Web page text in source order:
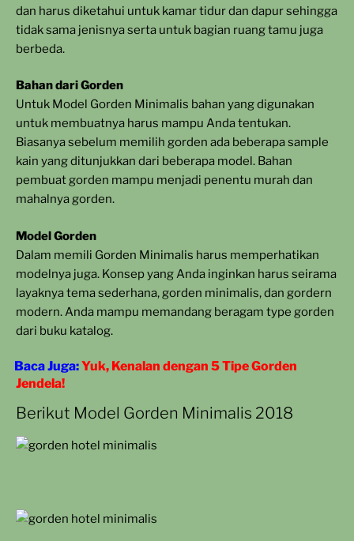
dan harus diketahui untuk kamar tidur dan dapur sehingga
tidak sama jenisnya serta untuk bagian ruang tamu juga
berbeda.
Bahan dari Gorden
Untuk Model Gorden Minimalis bahan yang digunakan
untuk membuatnya harus mampu Anda tentukan.
Biasanya sebelum memilih gorden ada beberapa sample
kain yang ditunjukkan dari beberapa model. Bahan
pembuat gorden mampu menjadi penentu murah dan
mahalnya gorden.
Model Gorden
Dalam memili Gorden Minimalis harus memperhatikan
modelnya juga. Konsep yang Anda inginkan harus seirama
layaknya tema sederhana, gorden minimalis, dan gordern
modern. Anda mampu memandang beragam type gorden
dari buku katalog.
Baca Juga:Yuk, Kenalan dengan 5 Tipe Gorden
Jendela!
Berikut Model Gorden Minimalis 2018